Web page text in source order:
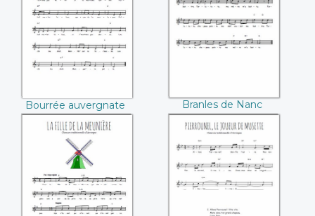
auvergnate
Bourrée auvergnate Branles de Nanc
La fille de la
meunière
Pierrounel, le
joueur de musette